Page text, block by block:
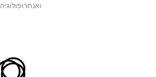
ואנתרופולוגיה